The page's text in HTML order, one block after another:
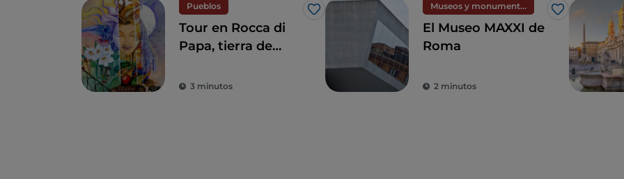
Pueblos
Me gusta
Tour en Rocca di
Papa, tierra de
y leyendas
3 minutos
Museos y monumentos
Me gusta
El Museo MAXXI de
Roma
2 minutos